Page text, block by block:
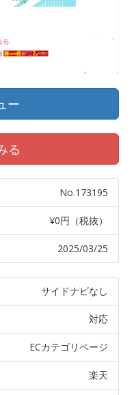
ー
る
No.173195
¥0円（税抜）
2025/03/25
サイドナビなし
対応
ECカテゴリページ
楽天